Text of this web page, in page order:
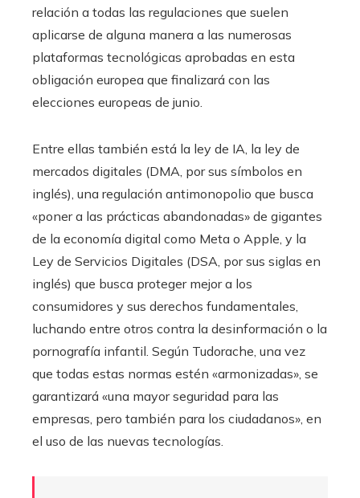
relación a todas las regulaciones que suelen
aplicarse de alguna manera a las numerosas
plataformas tecnológicas aprobadas en esta
obligación europea que finalizará con las
elecciones europeas de junio.
Entre ellas también está la ley de IA, la ley de
mercados digitales (DMA, por sus símbolos en
inglés), una regulación antimonopolio que busca
«poner a las prácticas abandonadas» de gigantes
de la economía digital como Meta o Apple, y la
Ley de Servicios Digitales (DSA, por sus siglas en
inglés) que busca proteger mejor a los
consumidores y sus derechos fundamentales,
luchando entre otros contra la desinformación o la
pornografía infantil. Según Tudorache, una vez
que todas estas normas estén «armonizadas», se
garantizará «una mayor seguridad para las
empresas, pero también para los ciudadanos», en
el uso de las nuevas tecnologías.